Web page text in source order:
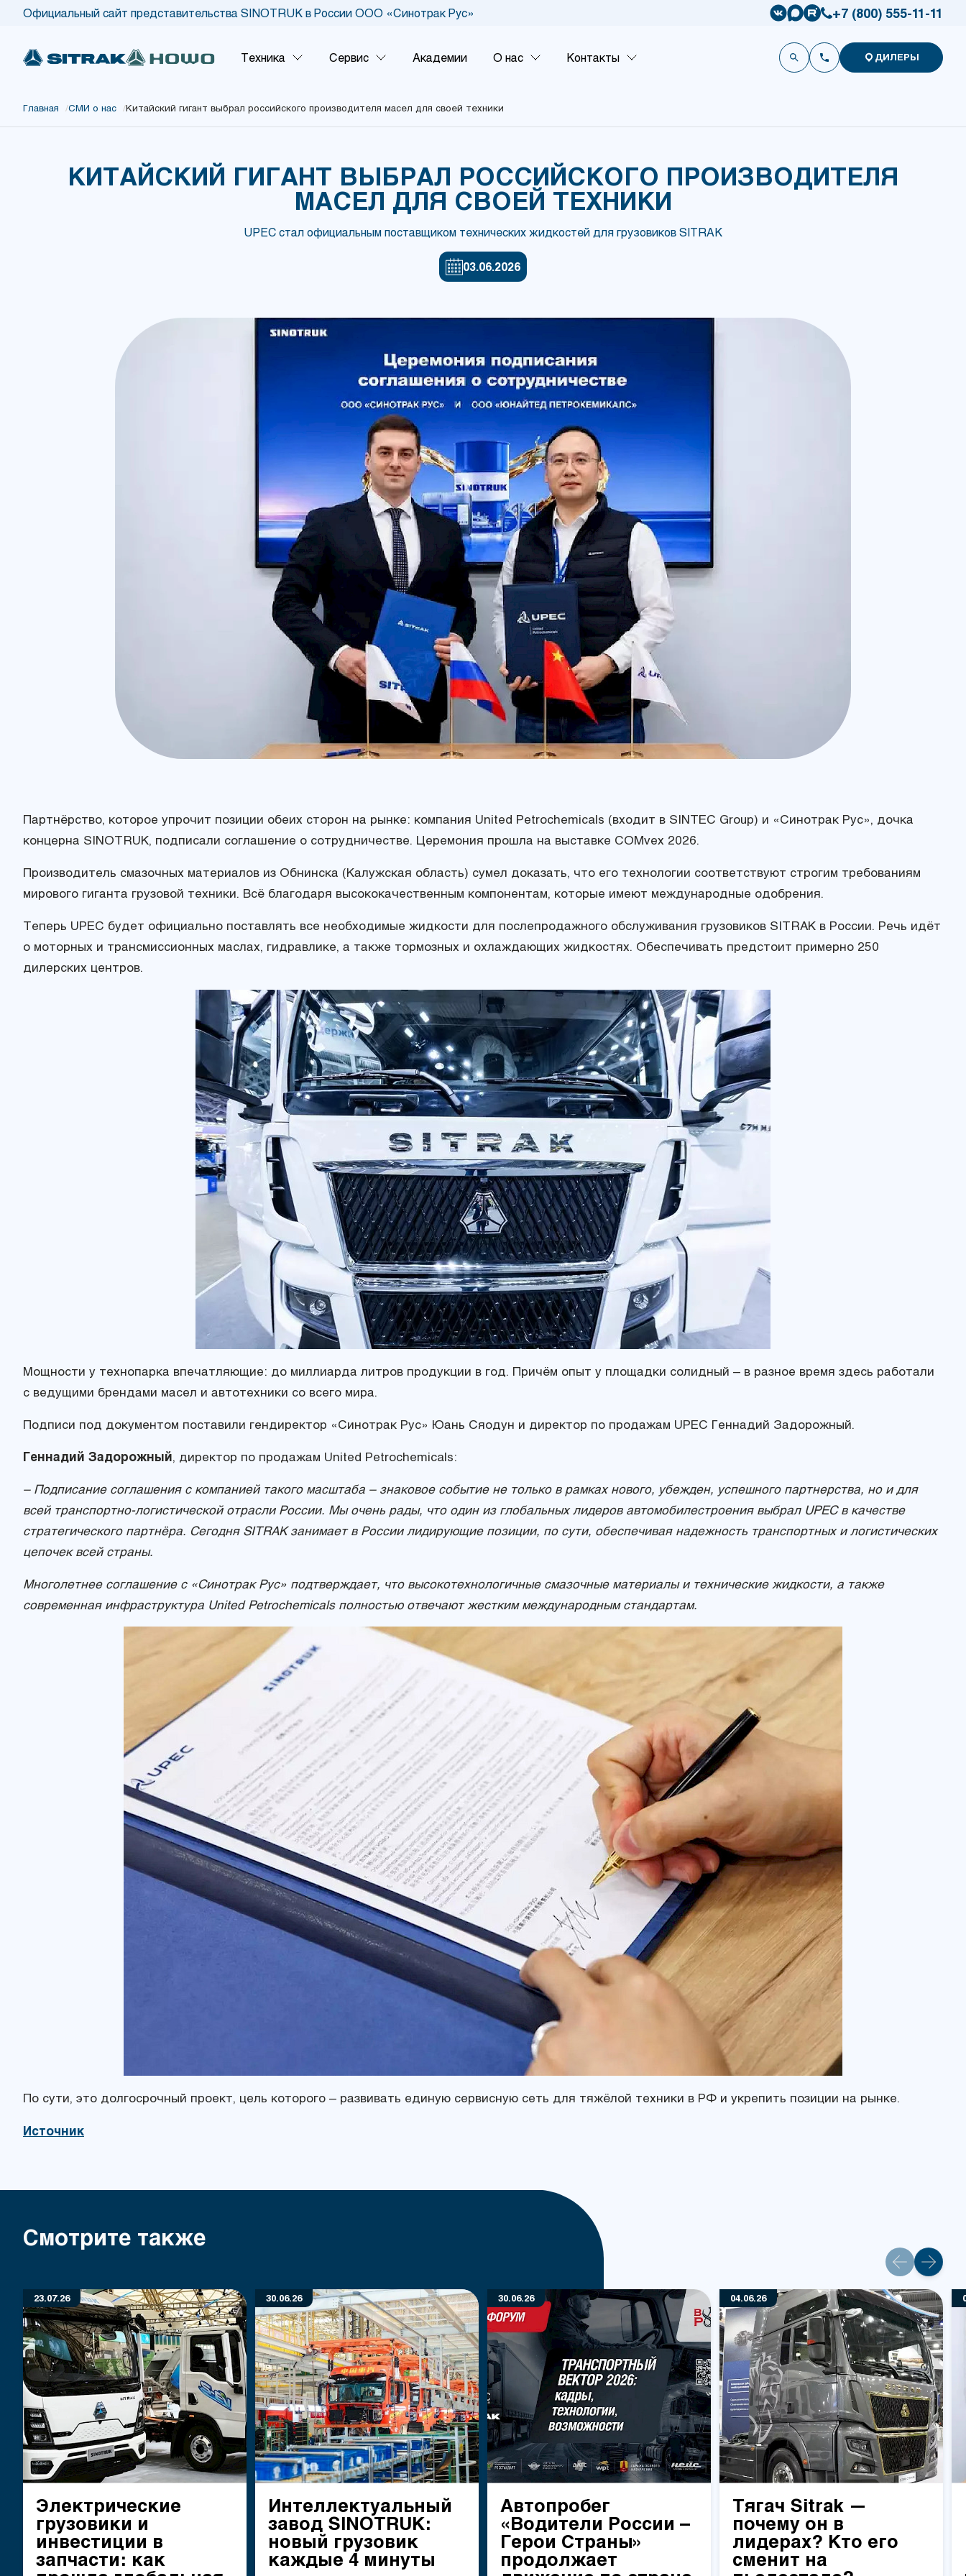
Официальный сайт представительства SINOTRUK в России ООО «Синотрак Рус» +7 (800) 555-11-11
Техника Сервис Академии О нас Контакты ДИЛЕРЫ
Главная /СМИ о нас /Китайский гигант выбрал российского производителя масел для своей техники
КИТАЙСКИЙ ГИГАНТ ВЫБРАЛ РОССИЙСКОГО ПРОИЗВОДИТЕЛЯ
МАСЕЛ ДЛЯ СВОЕЙ ТЕХНИКИ
UPEC стал официальным поставщиком технических жидкостей для грузовиков SITRAK
03.06.2026
Партнёрство, которое упрочит позиции обеих сторон на рынке: компания United Petrochemicals (входит в SINTEC Group) и «Синотрак Рус», дочка
концерна SINOTRUK, подписали соглашение о сотрудничестве. Церемония прошла на выставке COMvex 2026.
Производитель смазочных материалов из Обнинска (Калужская область) сумел доказать, что его технологии соответствуют строгим требованиям
мирового гиганта грузовой техники. Всё благодаря высококачественным компонентам, которые имеют международные одобрения.
Теперь UPEC будет официально поставлять все необходимые жидкости для послепродажного обслуживания грузовиков SITRAK в России. Речь идёт
о моторных и трансмиссионных маслах, гидравлике, а также тормозных и охлаждающих жидкостях. Обеспечивать предстоит примерно 250
дилерских центров.
Мощности у технопарка впечатляющие: до миллиарда литров продукции в год. Причём опыт у площадки солидный – в разное время здесь работали
с ведущими брендами масел и автотехники со всего мира.
Подписи под документом поставили гендиректор «Синотрак Рус» Юань Сяодун и директор по продажам UPEC Геннадий Задорожный.
Геннадий Задорожный, директор по продажам United Petrochemicals:
– Подписание соглашения с компанией такого масштаба – знаковое событие не только в рамках нового, убежден, успешного партнерства, но и для
всей транспортно-логистической отрасли России. Мы очень рады, что один из глобальных лидеров автомобилестроения выбрал UPEC в качестве
стратегического партнёра. Сегодня SITRAK занимает в России лидирующие позиции, по сути, обеспечивая надежность транспортных и логистических
цепочек всей страны.
Многолетнее соглашение с «Синотрак Рус» подтверждает, что высокотехнологичные смазочные материалы и технические жидкости, а также
современная инфраструктура UnitedPetrochemicals полностью отвечают жестким международным стандартам.
По сути, это долгосрочный проект, цель которого – развивать единую сервисную сеть для тяжёлой техники в РФ и укрепить позиции на рынке.
Источник
Смотрите также
23.07.26
Электрические
грузовики и
инвестиции в
запчасти: как
30.06.26
Интеллектуальный
завод SINOTRUK:
новый грузовик
каждые 4 минуты
30.06.26
Автопробег
«Водители России –
Герои Страны»
продолжает
04.06.26
Тягач Sitrak —
почему он в
лидерах? Кто его
сменит на